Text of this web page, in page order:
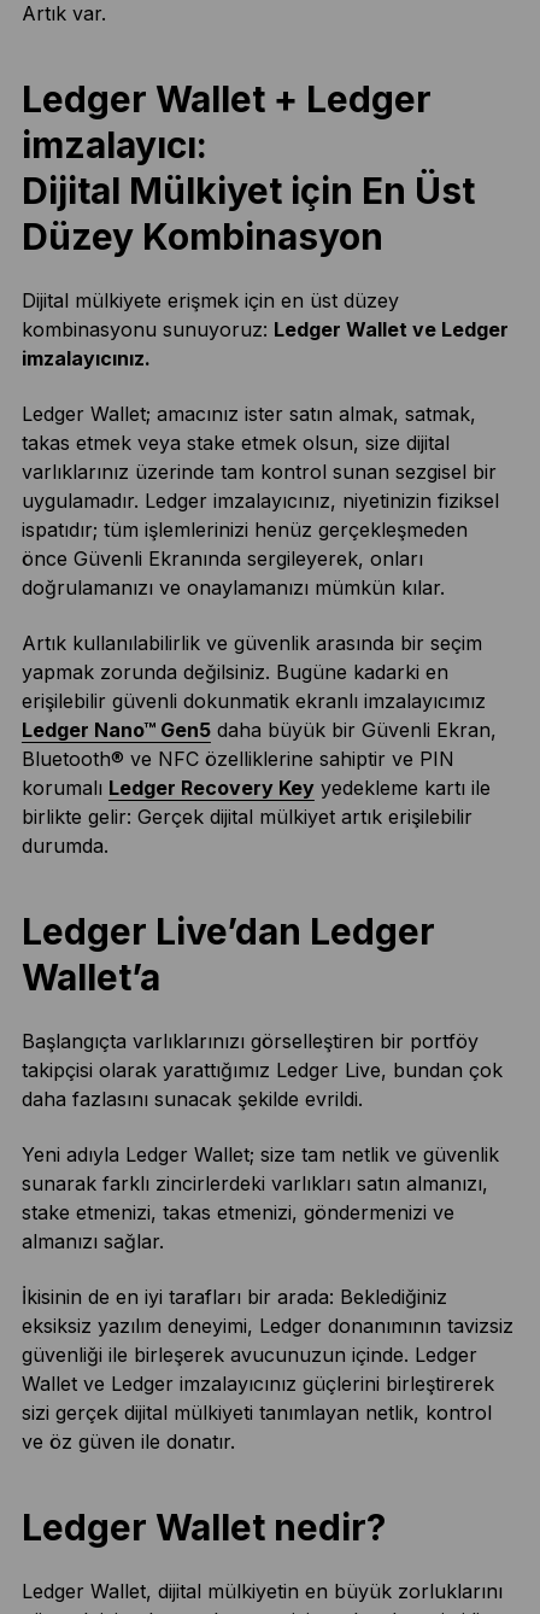
Artık var.
Ledger Wallet + Ledger
imzalayıcı:
Dijital Mülkiyet için En Üst
Düzey Kombinasyon
Dijital mülkiyete erişmek için en üst düzey
kombinasyonu sunuyoruz: Ledger Wallet ve Ledger
imzalayıcınız.
Ledger Wallet; amacınız ister satın almak, satmak,
takas etmek veya stake etmek olsun, size dijital
varlıklarınız üzerinde tam kontrol sunan sezgisel bir
uygulamadır. Ledger imzalayıcınız, niyetinizin fiziksel
ispatıdır; tüm işlemlerinizi henüz gerçekleşmeden
önce Güvenli Ekranında sergileyerek, onları
doğrulamanızı ve onaylamanızı mümkün kılar.
Artık kullanılabilirlik ve güvenlik arasında bir seçim
yapmak zorunda değilsiniz. Bugüne kadarki en
erişilebilir güvenli dokunmatik ekranlı imzalayıcımız
Ledger Nano™ Gen5daha büyük bir Güvenli Ekran,
Bluetooth® ve NFC özelliklerine sahiptir ve PIN
korumalı Ledger Recovery Keyyedekleme kartı ile
birlikte gelir: Gerçek dijital mülkiyet artık erişilebilir
durumda.
Ledger Live’dan Ledger
Wallet’a
Başlangıçta varlıklarınızı görselleştiren bir portföy
takipçisi olarak yarattığımız Ledger Live, bundan çok
daha fazlasını sunacak şekilde evrildi.
Yeni adıyla Ledger Wallet; size tam netlik ve güvenlik
sunarak farklı zincirlerdeki varlıkları satın almanızı,
stake etmenizi, takas etmenizi, göndermenizi ve
almanızı sağlar.
İkisinin de en iyi tarafları bir arada: Beklediğiniz
eksiksiz yazılım deneyimi, Ledger donanımının tavizsiz
güvenliği ile birleşerek avucunuzun içinde. Ledger
Wallet ve Ledger imzalayıcınız güçlerini birleştirerek
sizi gerçek dijital mülkiyeti tanımlayan netlik, kontrol
ve öz güven ile donatır.
Ledger Wallet nedir?
Ledger Wallet, dijital mülkiyetin en büyük zorluklarını